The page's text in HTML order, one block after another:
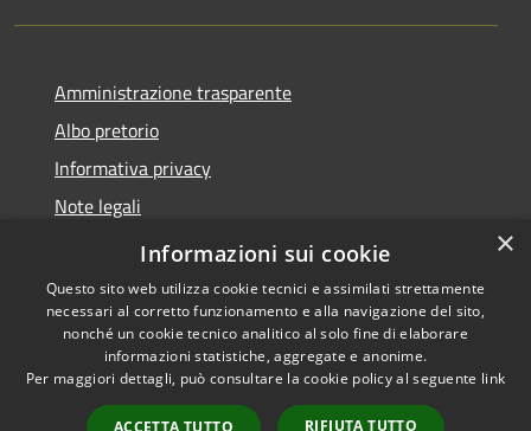
Amministrazione trasparente
Albo pretorio
Informativa privacy
Note legali
Dichiarazione di accessibilità
Accessibilità
Copyright © 2026 • Comune di
Lacchiarella • Powered by
Municipium• Accesso
×
Informazioni sui cookie
Questo sito web utilizza cookie tecnici e assimilati strettamente
necessari al corretto funzionamento e alla navigazione del sito,
nonché un cookie tecnico analitico al solo fine di elaborare
informazioni statistiche, aggregate e anonime.
Per maggiori dettagli, può consultare la cookie policy al seguente link
ACCETTA TUTTO RIFIUTA TUTTO